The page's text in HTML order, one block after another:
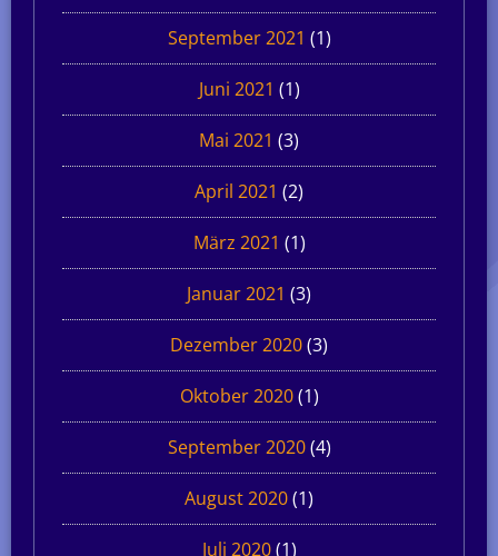
September 2021 (1)
Juni 2021 (1)
Mai 2021 (3)
April 2021 (2)
März 2021 (1)
Januar 2021 (3)
Dezember 2020(3)
Oktober 2020(1)
September 2020(4)
August 2020(1)
Juli 2020(1)